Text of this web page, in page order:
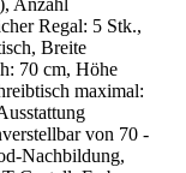
Regal: 5 Stk.,
Breite
70 cm, Höhe
maximal:
von 70 -
Nachbildung,